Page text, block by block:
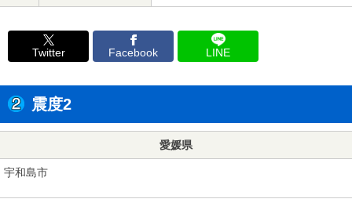
Twitter Facebook LINE
震度2
愛媛県
宇和島市